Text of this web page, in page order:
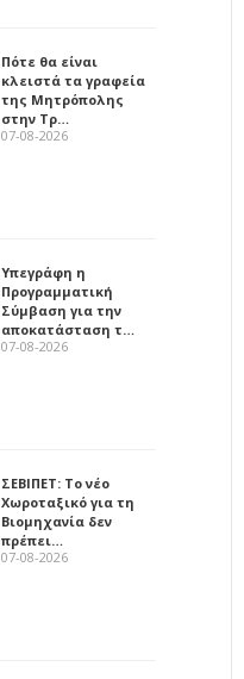
Πότε θα είναι
κλειστά τα γραφεία
της Μητρόπολης
στην Τρ…
07-08-2026
Υπεγράφη η
Προγραμματική
Σύμβαση για την
αποκατάσταση τ…
07-08-2026
ΣΕΒΙΠΕΤ: Το νέο
Χωροταξικό για τη
Βιομηχανία δεν
πρέπει…
07-08-2026